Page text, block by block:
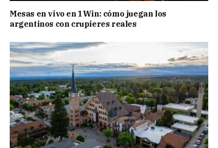
Mesas en vivo en 1Win: cómo juegan los
argentinos con crupieres reales